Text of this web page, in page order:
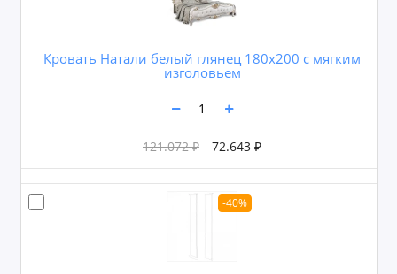
Кровать Натали белый глянец 180х200 с мягким
изголовьем
121.072 ₽ 72.643 ₽
-40%